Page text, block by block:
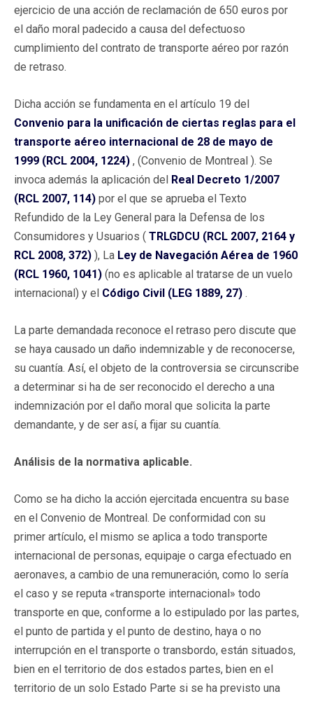
ejercicio de una acción de reclamación de 650 euros por
el daño moral padecido a causa del defectuoso
cumplimiento del contrato de transporte aéreo por razón
de retraso.
Dicha acción se fundamenta en el artículo 19 del
Convenio para la unificación de ciertas reglas para el
transporte aéreo internacional de 28 de mayo de
1999 (RCL 2004, 1224) , (Convenio de Montreal ). Se
invoca además la aplicación del Real Decreto 1/2007
(RCL 2007, 114) por el que se aprueba el Texto
Refundido de la Ley General para la Defensa de los
Consumidores y Usuarios ( TRLGDCU (RCL 2007, 2164 y
RCL 2008, 372) ), La Ley de Navegación Aérea de 1960
(RCL 1960, 1041) (no es aplicable al tratarse de un vuelo
internacional) y el Código Civil (LEG 1889, 27) .
La parte demandada reconoce el retraso pero discute que
se haya causado un daño indemnizable y de reconocerse,
su cuantía. Así, el objeto de la controversia se circunscribe
a determinar si ha de ser reconocido el derecho a una
indemnización por el daño moral que solicita la parte
demandante, y de ser así, a fijar su cuantía.
Análisis de la normativa aplicable.
Como se ha dicho la acción ejercitada encuentra su base
en el Convenio de Montreal. De conformidad con su
primer artículo, el mismo se aplica a todo transporte
internacional de personas, equipaje o carga efectuado en
aeronaves, a cambio de una remuneración, como lo sería
el caso y se reputa «transporte internacional» todo
transporte en que, conforme a lo estipulado por las partes,
el punto de partida y el punto de destino, haya o no
interrupción en el transporte o transbordo, están situados,
bien en el territorio de dos estados partes, bien en el
territorio de un solo Estado Parte si se ha previsto una